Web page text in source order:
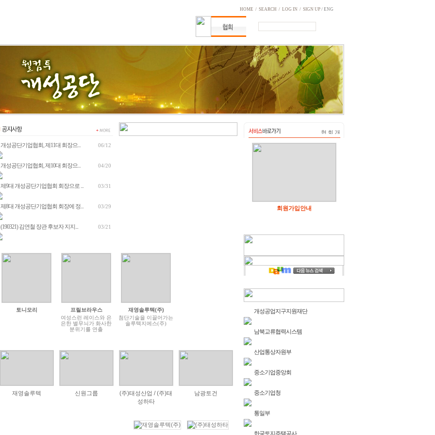
HOME / SEARCH / LOG IN / SIGN UP / ENG
개성공단기업협회, 제11대 회장으... 06/12
개성공단기업협회, 제10대 회장으... 04/20
제9대 개성공단기업협회 회장으로 ... 03/31
제8대 개성공단기업협회 회장에 정... 03/29
(190321) 김연철 장관 후보자 지지... 03/21
토니모리 프릴브라우스
여성스런 레이스와 은
은한 별무늬가 화사한
분위기를 연출
재영솔루텍(주)
첨단기술을 이끌어가는
솔루텍지에스(주)
재영솔루텍 신원그룹
(주)태성산업 / (주)태
성하타
남광토건
회원가입안내
개성공업지구지원재단
남북교류협력시스템
산업통상자원부
중소기업중앙회
중소기업청
통일부
한국토지주택공사